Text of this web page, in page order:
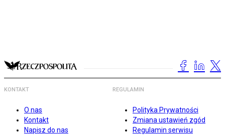
KONTAKT
O nas
Kontakt
Napisz do nas
REGULAMIN
Polityka Prywatności
Zmiana ustawień zgód
Regulamin serwisu